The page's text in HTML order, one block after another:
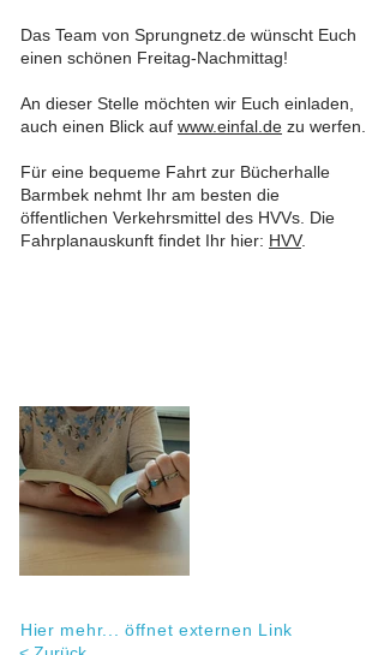
Das Team von Sprungnetz.de wünscht Euch
einen schönen Freitag-Nachmittag!
An dieser Stelle möchten wir Euch einladen,
auch einen Blick auf www.einfal.de zu werfen.
Für eine bequeme Fahrt zur Bücherhalle
Barmbek nehmt Ihr am besten die
öffentlichen Verkehrsmittel des HVVs. Die
Fahrplanauskunft findet Ihr hier: HVV.
Hier mehr... öffnet externen Link